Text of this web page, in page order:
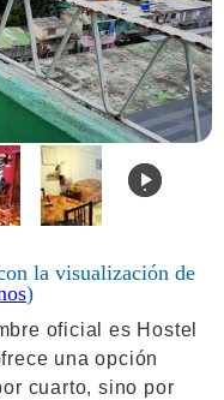
.
la visualización de
)
oficial es Hostel
una opción
cuarto, sino por